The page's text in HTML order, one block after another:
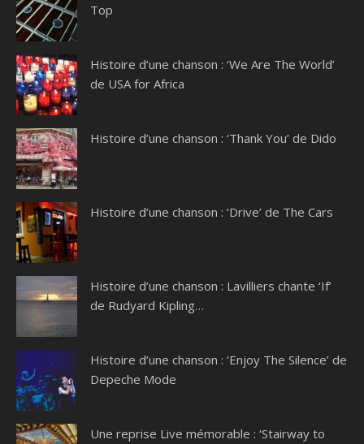
Top
Histoire d’une chanson : ‘We Are The World’
de USA for Africa
Histoire d’une chanson : ‘Thank You’ de Dido
Histoire d’une chanson : ‘Drive’ de The Cars
Histoire d’une chanson : Lavilliers chante ‘If’
de Rudyard Kipling…
Histoire d’une chanson : ‘Enjoy The Silence’ de
Depeche Mode
Une reprise Live mémorable : ‘Stairway to